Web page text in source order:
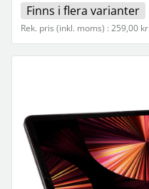
Finns i flera varianter
Rek. pris (inkl. moms) : 259,00 kr